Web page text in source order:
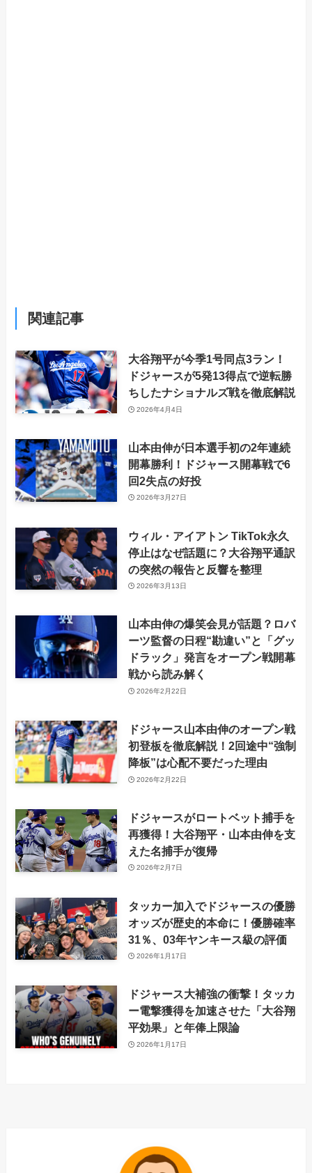
関連記事
大谷翔平が今季1号同点3ラン！
ドジャースが5発13得点で逆転勝
ちしたナショナルズ戦を徹底解説
2026年4月4日
山本由伸が日本選手初の2年連続
開幕勝利！ドジャース開幕戦で6
回2失点の好投
2026年3月27日
ウィル・アイアトン TikTok永久
停止はなぜ話題に？大谷翔平通訳
の突然の報告と反響を整理
2026年3月13日
山本由伸の爆笑会見が話題？ロバ
ーツ監督の日程“勘違い”と「グッ
ドラック」発言をオープン戦開幕
戦から読み解く
2026年2月22日
ドジャース山本由伸のオープン戦
初登板を徹底解説！2回途中“強制
降板”は心配不要だった理由
2026年2月22日
ドジャースがロートベット捕手を
再獲得！大谷翔平・山本由伸を支
えた名捕手が復帰
2026年2月7日
タッカー加入でドジャースの優勝
オッズが歴史的本命に！優勝確率
31％、03年ヤンキース級の評価
2026年1月17日
ドジャース大補強の衝撃！タッカ
ー電撃獲得を加速させた「大谷翔
平効果」と年俸上限論
2026年1月17日